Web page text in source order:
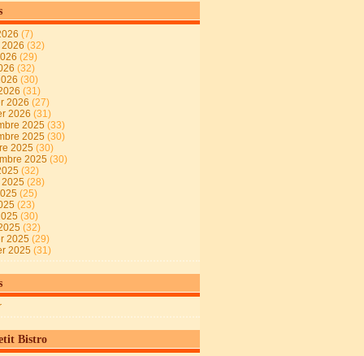
(7)
(32)
(29)
(32)
(30)
(31)
2026 (27)
2026 (31)
2025 (33)
2025 (30)
2025 (30)
2025 (30)
(32)
(28)
(25)
(23)
(30)
(32)
2025 (29)
2025 (31)
Bistro